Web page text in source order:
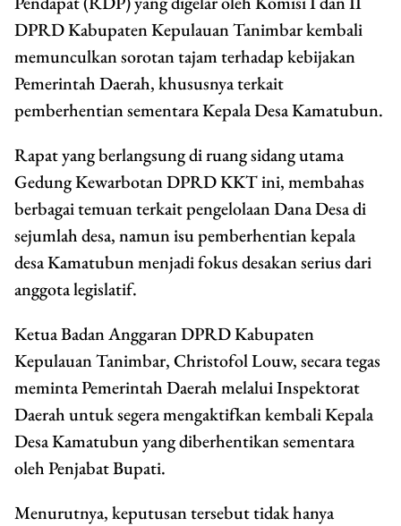
DPRD Kabupaten Kepulauan Tanimbar kembali
memunculkan sorotan tajam terhadap kebijakan
Pemerintah Daerah, khususnya terkait
pemberhentian sementara Kepala Desa Kamatubun.
Rapat yang berlangsung di ruang sidang utama
Gedung Kewarbotan DPRD KKT ini, membahas
berbagai temuan terkait pengelolaan Dana Desa di
sejumlah desa, namun isu pemberhentian kepala
desa Kamatubun menjadi fokus desakan serius dari
anggota legislatif.
Ketua Badan Anggaran DPRD Kabupaten
Kepulauan Tanimbar, Christofol Louw, secara tegas
meminta Pemerintah Daerah melalui Inspektorat
Daerah untuk segera mengaktifkan kembali Kepala
Desa Kamatubun yang diberhentikan sementara
oleh Penjabat Bupati.
Menurutnya, keputusan tersebut tidak hanya